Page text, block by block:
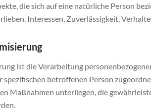
die sich auf eine natürliche Person
Interessen, Zuverlässigkeit,
ist die Verarbeitung
spezifischen betroffenen Person
Maßnahmen unterliegen, die